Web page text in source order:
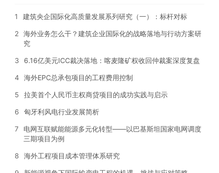
1 建筑央企国际化高质量发展系列研究（一）：标杆对标
2 海外业务怎么干？建筑企业国际化的战略落地与行动方案研
究
3 6.16亿美元ICC裁决落地：喀麦隆矿权收回仲裁案深度复盘
4 海外EPC总承包项目的工程费用控制
5 拉美首个人民币主权商贷项目的成功实践与启示
6 匈牙利风电行业发展简析
7
电网互联赋能能源多元化转型——以巴基斯坦国家电网调度
三期项目为例
8 海外工程项目成本管理体系研究